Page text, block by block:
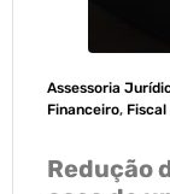
Assessoria
Financeiro,
Redução